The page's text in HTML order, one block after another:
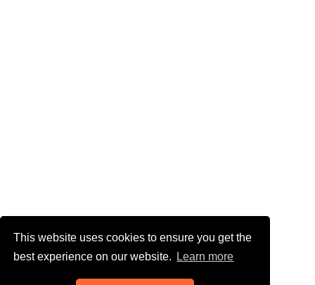
This website uses cookies to ensure you get the
best experience on our website.
Learn more